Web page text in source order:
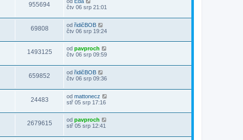
955694
čtv 06 srp 21:01
69808 od řidičBOB
čtv 06 srp 19:24
1493125 od pavproch
čtv 06 srp 09:59
659852 od řidičBOB
čtv 06 srp 09:36
24483 od mattonecz
stř 05 srp 17:16
2679615 od pavproch
stř 05 srp 12:41